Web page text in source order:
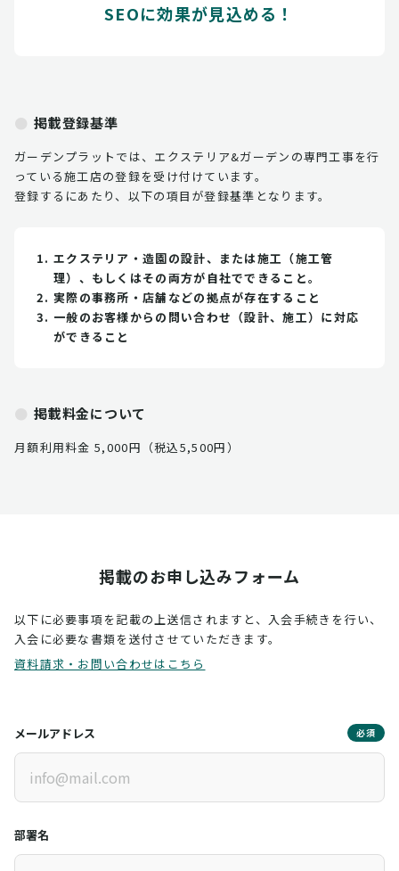
SEOに効果が見込める！
掲載登録基準
ガーデンプラットでは、エクステリア&ガーデンの専門工事を行
っている施工店の登録を受け付けています。
登録するにあたり、以下の項目が登録基準となります。
エクステリア・造園の設計、または施工（施工管
理）、もしくはその両方が自社でできること。
実際の事務所・店舗などの拠点が存在すること
一般のお客様からの問い合わせ（設計、施工）に対応
ができること
掲載料金について
月額利用料金 5,000円（税込5,500円）
掲載のお申し込みフォーム
以下に必要事項を記載の上送信されますと、入会手続きを行い、
入会に必要な書類を送付させていただきます。
資料請求・お問い合わせはこちら
メールアドレス 必須
部署名